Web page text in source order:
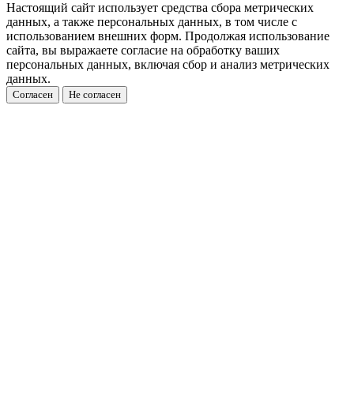
Настоящий сайт использует средства сбора метрических
данных, а также персональных данных, в том числе с
использованием внешних форм. Продолжая использование
сайта, вы выражаете согласие на обработку ваших
персональных данных, включая сбор и анализ метрических
данных.
Согласен Не согласен